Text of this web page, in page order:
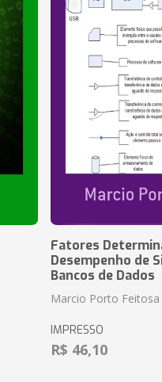
Fatores
Desempenho de
Bancos de Dados
Marcio Porto Feitosa
IMPRESSO
R$ 46,10